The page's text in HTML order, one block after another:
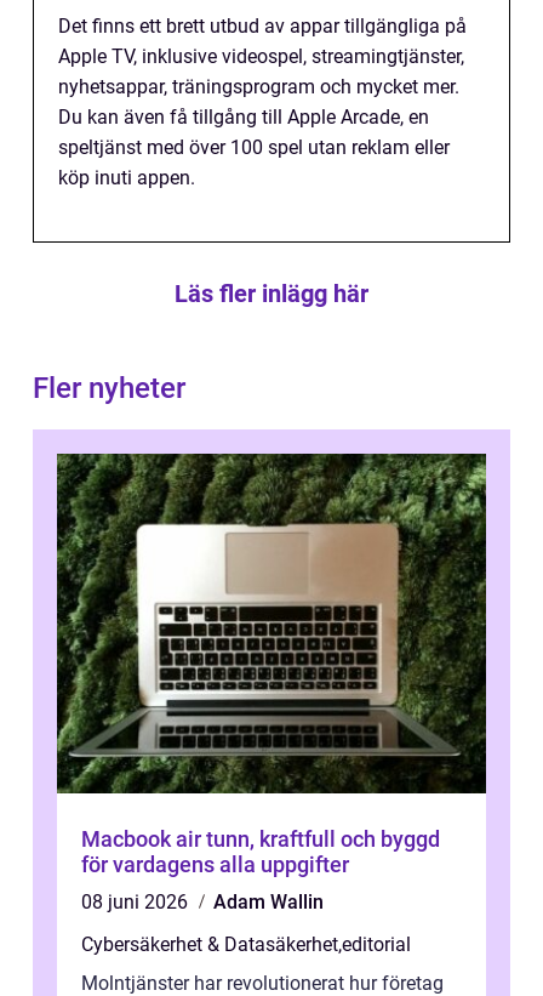
Det finns ett brett utbud av appar tillgängliga på
Apple TV, inklusive videospel, streamingtjänster,
nyhetsappar, träningsprogram och mycket mer.
Du kan även få tillgång till Apple Arcade, en
speltjänst med över 100 spel utan reklam eller
köp inuti appen.
Läs fler inlägg här
Fler nyheter
Macbook air tunn, kraftfull och byggd
för vardagens alla uppgifter
08 juni 2026
Adam Wallin
Cybersäkerhet & Datasäkerhet,editorial
Molntjänster har revolutionerat hur företag